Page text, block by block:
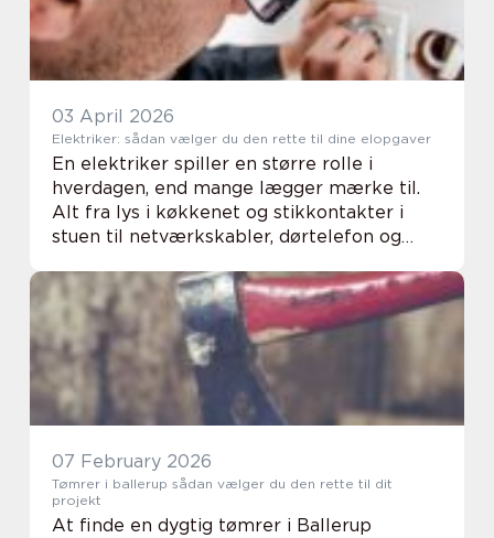
03 April 2026
Elektriker: sådan vælger du den rette til dine elopgaver
En elektriker spiller en større rolle i
hverdagen, end mange lægger mærke til.
Alt fra lys i køkkenet og stikkontakter i
stuen til netværkskabler, dørtelefon og
07 February 2026
Tømrer i ballerup sådan vælger du den rette til dit
projekt
At finde en dygtig tømrer i Ballerup